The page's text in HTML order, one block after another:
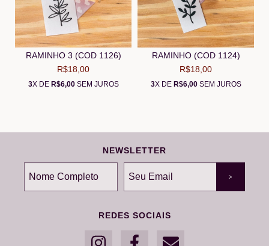
RAMINHO 3 (COD 1126)
R$18,00
3X DE R$6,00SEM JUROS
RAMINHO (COD 1124)
R$18,00
3X DE R$6,00SEM JUROS
NEWSLETTER
REDES SOCIAIS